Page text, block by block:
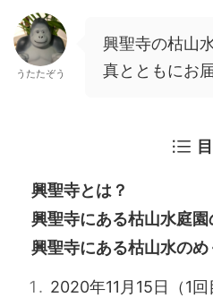
うたたぞう
興聖寺の枯山
真とともにお
興聖寺とは？
興聖寺にある枯山水庭園
興聖寺にある枯山水のめ
2020年11月15日（1回